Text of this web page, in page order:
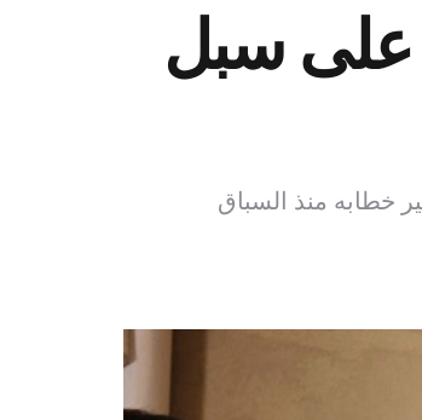
على سبل
خطابه منذ السباق